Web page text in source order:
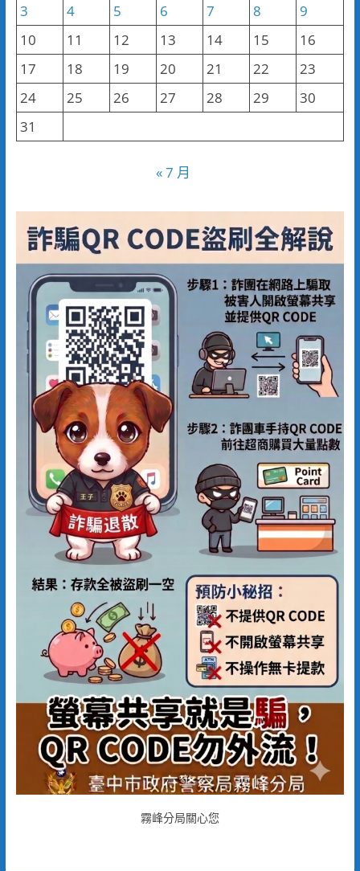
3
4 5 6 7 8
9
10
11 12 13 14 15
16
17
18 19 20 21 22
23
24
25 26 27 28 29
30
31
« 7 月
霧峰分局關心您